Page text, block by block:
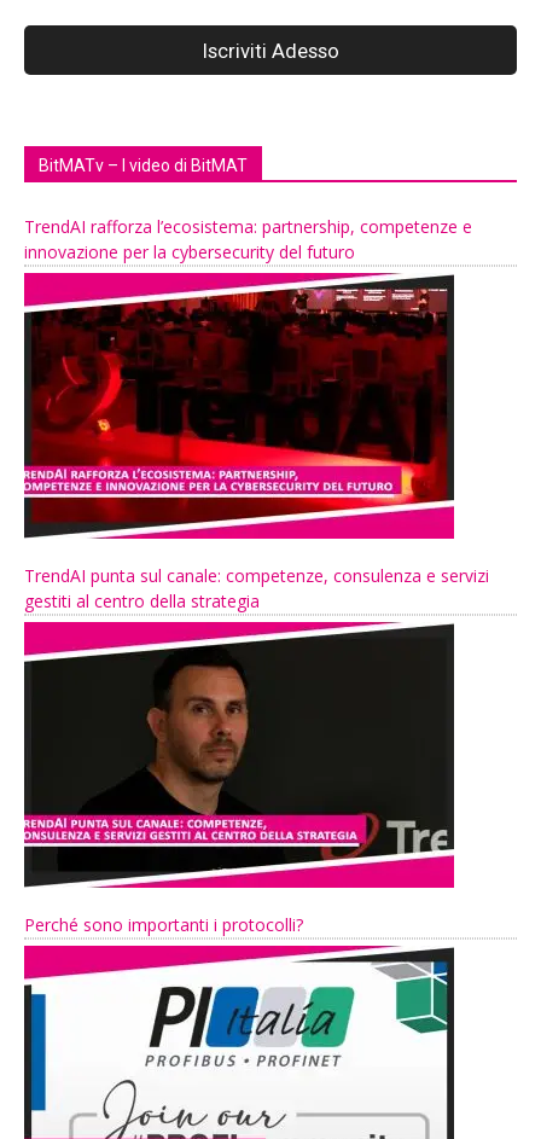
BitMATv – I video di BitMAT
TrendAI rafforza l’ecosistema: partnership, competenze e
innovazione per la cybersecurity del futuro
TrendAI punta sul canale: competenze, consulenza e servizi
gestiti al centro della strategia
Perché sono importanti i protocolli?